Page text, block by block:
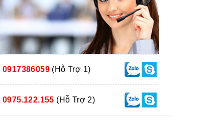
0917386059 (Hỗ Trợ 1)
0975.122.155 (Hỗ Trợ 2)